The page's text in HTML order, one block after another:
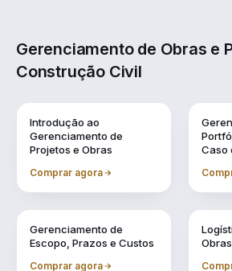
Gerenciamento de Obras e
Construção Civil
Introdução ao
Gerenciamento de
Projetos e Obras
Comprar agora
Caso
Gerenciamento de
Escopo, Prazos e Custos
Comprar agora
Vol. 3
Obras